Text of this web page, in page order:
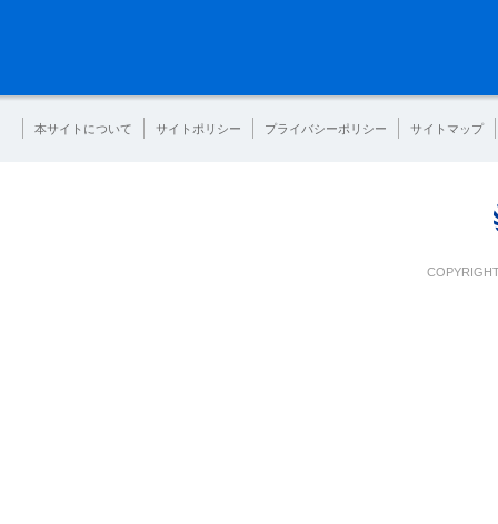
本サイトについて サイトポリシー プライバシーポリシー サイトマップ